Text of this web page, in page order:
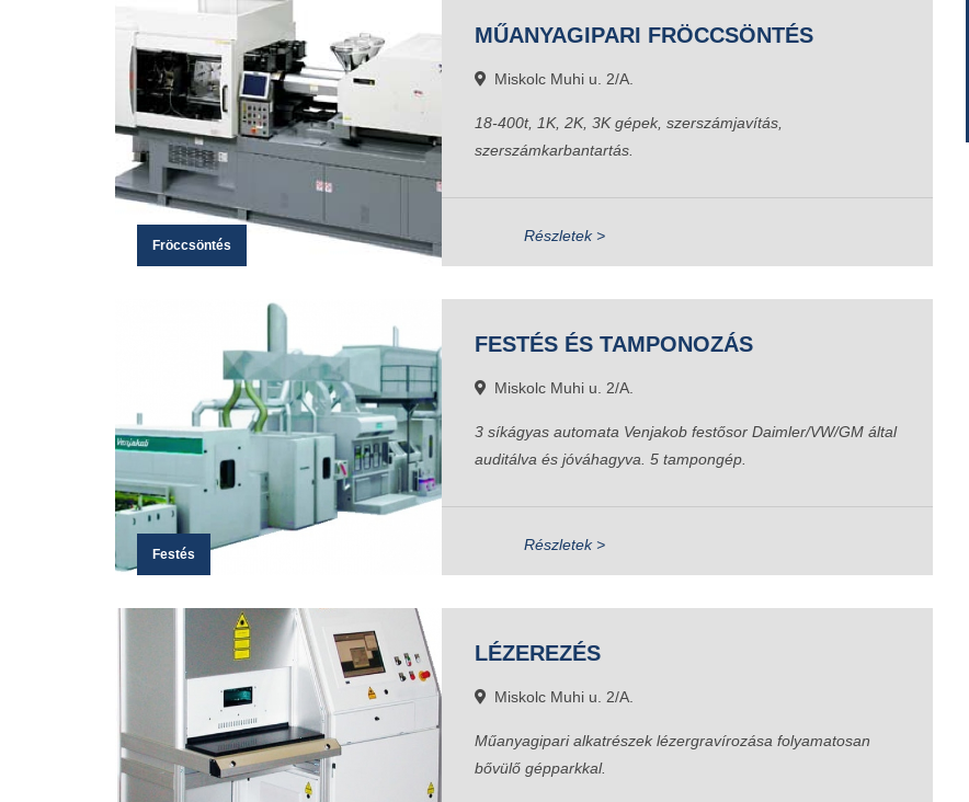
Fröccsöntés
MŰANYAGIPARI FRÖCCSÖNTÉS
Miskolc Muhi u. 2/A.
18-400t, 1K, 2K, 3K gépek, szerszámjavítás,
szerszámkarbantartás.
Részletek >
Festés
FESTÉS ÉS TAMPONOZÁS
Miskolc Muhi u. 2/A.
3 síkágyas automata Venjakob festősor Daimler/VW/GM által
auditálva és jóváhagyva. 5 tampongép.
Részletek >
LÉZEREZÉS
Miskolc Muhi u. 2/A.
Műanyagipari alkatrészek lézergravírozása folyamatosan
bővülő gépparkkal.